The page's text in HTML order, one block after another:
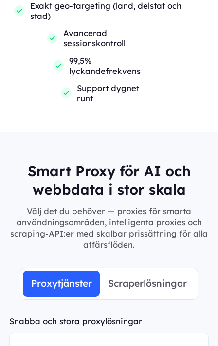
Exakt geo-targeting (land, delstat och
stad)
Avancerad
sessionskontroll
99,5%
lyckandefrekvens
Support dygnet
runt
Smart Proxy för AI och
webbdata i stor skala
Välj det du behöver — proxies för smarta
användningsområden, intelligenta proxies och
scraping-API:er med skalbar prissättning för alla
affärsflöden.
Proxytjänster Scraperlösningar
Snabba och stora proxylösningar